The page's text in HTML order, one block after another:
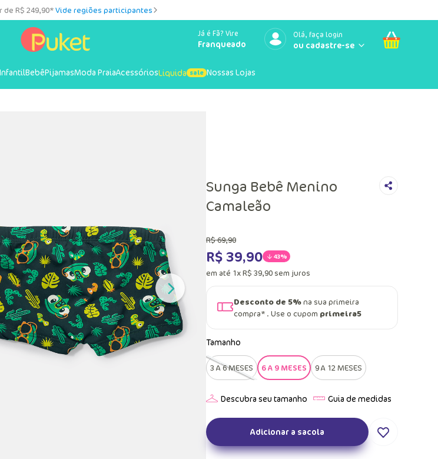
R$ 249,90*Vide regiões participantes
Já é Fã? Vire
Franqueado
Olá, faça login
InfantilBebêPijamasModa PraiaAcessóriosLiquida Nossas Lojas
Sunga Bebê Menino
Camaleão
R$69,90
R$ 39,90 43%
em até 1xR$ 39,90 sem juros
Desconto de 5%na sua primeira
compra* . Use o cupom primeira5
Tamanho
3 A 6 MESES 6 A 9 MESES 9 A 12 MESES
Adicionar a sacola